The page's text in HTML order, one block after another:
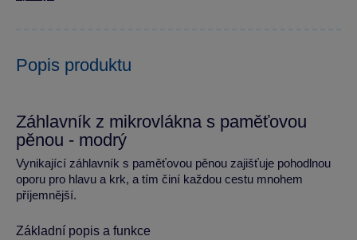
Popis produktu
Záhlavník z mikrovlákna s paměťovou
pěnou - modrý
Vynikající záhlavník s paměťovou pěnou zajišťuje pohodlnou
oporu pro hlavu a krk, a tím činí každou cestu mnohem
příjemnější.
Základní popis a funkce